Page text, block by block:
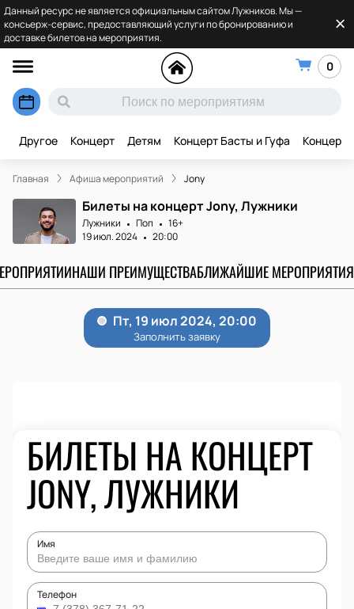
Данный ресурс не является официальным сайтом Лужников. Мы —
консьерж-сервис, предоставляющий услуги по бронированию и
доставке билетов на мероприятия.
0
Другое Концерт Детям Концерт Басты и Гуфа Концерт
Главная Афиша мероприятий Jony
Билеты на концерт Jony, Лужники
Лужники Поп
16+
19 июл. 2024
20:00
НАШИ ПРЕИМУЩЕСТВАБЛИЖАЙШИЕ МЕРОПРИЯТИЯ
БИЛЕТЫ НА КОНЦЕРТ
JONY, ЛУЖНИКИ
Имя
Телефон